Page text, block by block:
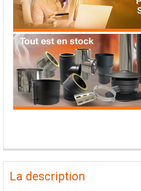
PRODUITS
FRÉQUEMMENT
ACHETÉS
La description